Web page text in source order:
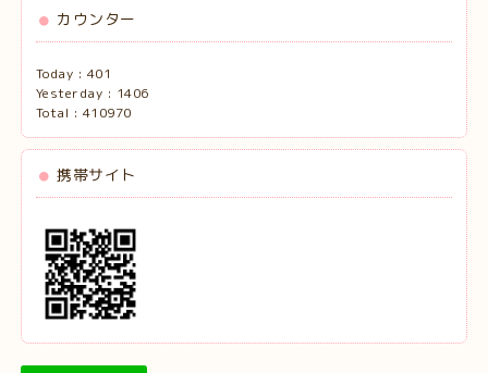
カウンター
Today : 401
Yesterday : 1406
Total : 410970
携帯サイト